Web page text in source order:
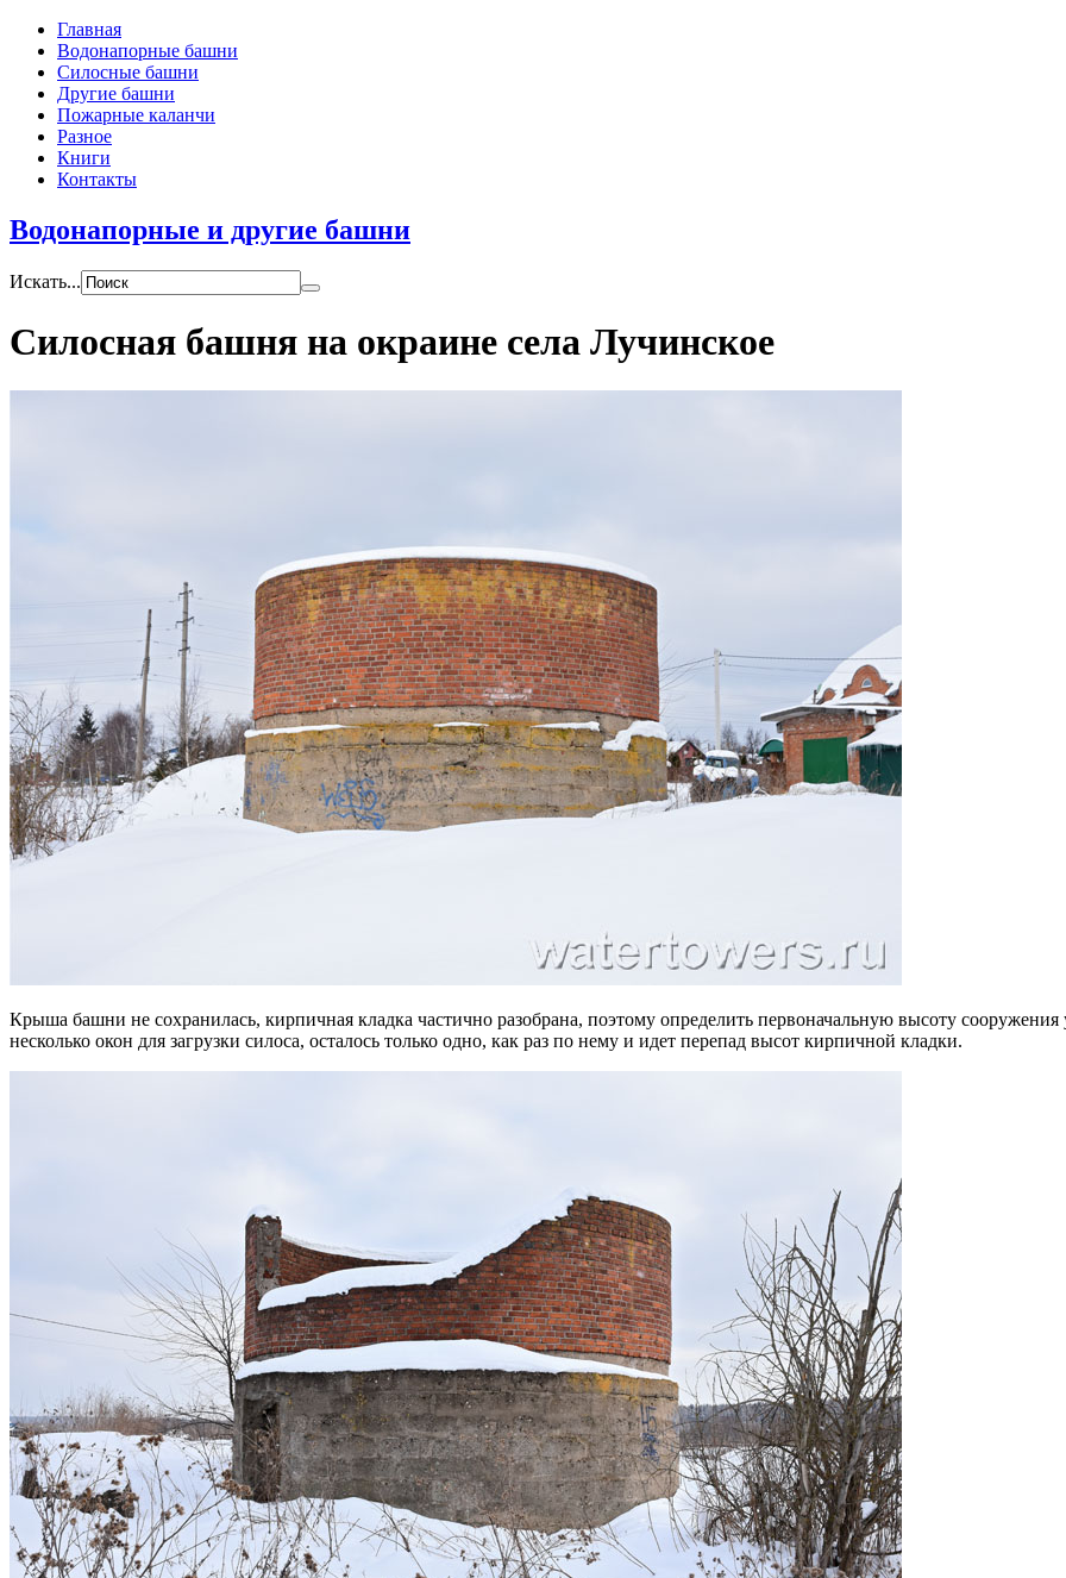
Главная
Водонапорные башни
Силосные башни
Другие башни
Пожарные каланчи
Разное
Книги
Контакты
Водонапорные и другие башни
Искать...
Силосная башня на окраине села Лучинское
Крыша башни не сохранилась, кирпичная кладка частично разобрана, поэтому определить первоначальную высоту
несколько окон для загрузки силоса, осталось только одно, как раз по нему и идет перепад высот кирпичной кладки.